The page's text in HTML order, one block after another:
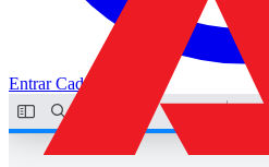
EntrarCadastrar